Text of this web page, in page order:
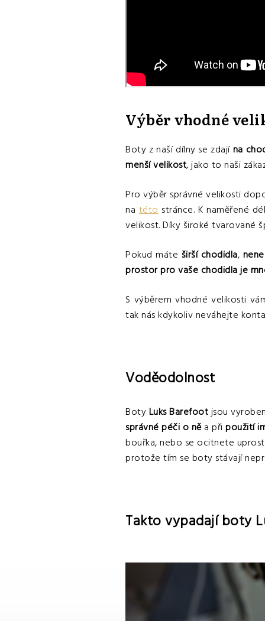
Výběr vhodné
Boty z naší dílny se zdají na
menší velikost, jako to naši
Pro výběr správné velikosti
na této stránce. K naměřené
velikost. Díky široké tvarované
Pokud máte širší chodidla,
prostor pro vaše chodidla je
S výběrem vhodné velikosti
tak nás kdykoliv neváhejte
Voděodolnost
Boty Luks Barefoot jsou
správné péči o něa při použití
bouřka, nebo se ocitnete
protože tím se boty stávají
Takto vypadají boty